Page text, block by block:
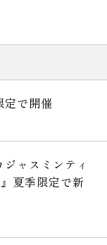
で開催
ャスミンティ
夏季限定で新